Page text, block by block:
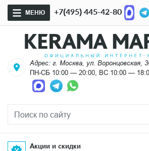
МЕНЮ +7(495) 445-42-80
Адрес: г. Москва, ул. Воронцовская,
ПН-СБ 10:00 — 20:00, ВС 10:00 —
Акции и скидки